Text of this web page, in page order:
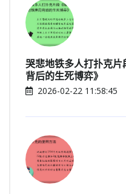
哭悲地铁多人打扑克
背后的生死博弈》
2026-02-22 11:58:45